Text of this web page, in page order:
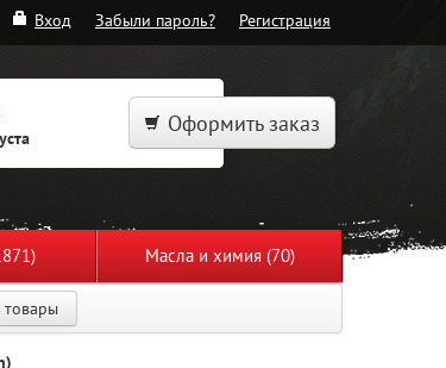
Вход Забыли пароль? Регистрация
Оформить заказ
Масла и химия (70)
товары